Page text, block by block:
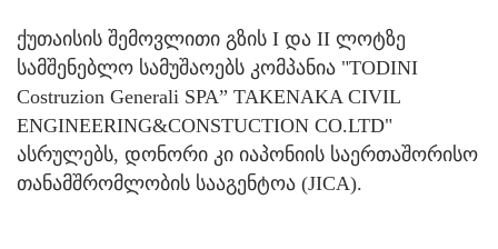
ქუთაისის შემოვლითი გზის I და II ლოტზე
სამშენებლო სამუშაოებს კომპანია "TODINI
Costruzion Generali SPA” TAKENAKA CIVIL
ENGINEERING&CONSTUCTION CO.LTD"
ასრულებს, დონორი კი იაპონიის საერთაშორისო
თანამშრომლობის სააგენტოა (JICA).